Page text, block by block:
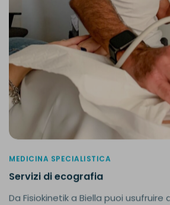
MEDICINA SPECIALISTICA
Servizi di ecografia
Da Fisiokinetik a Biella puoi usufruire